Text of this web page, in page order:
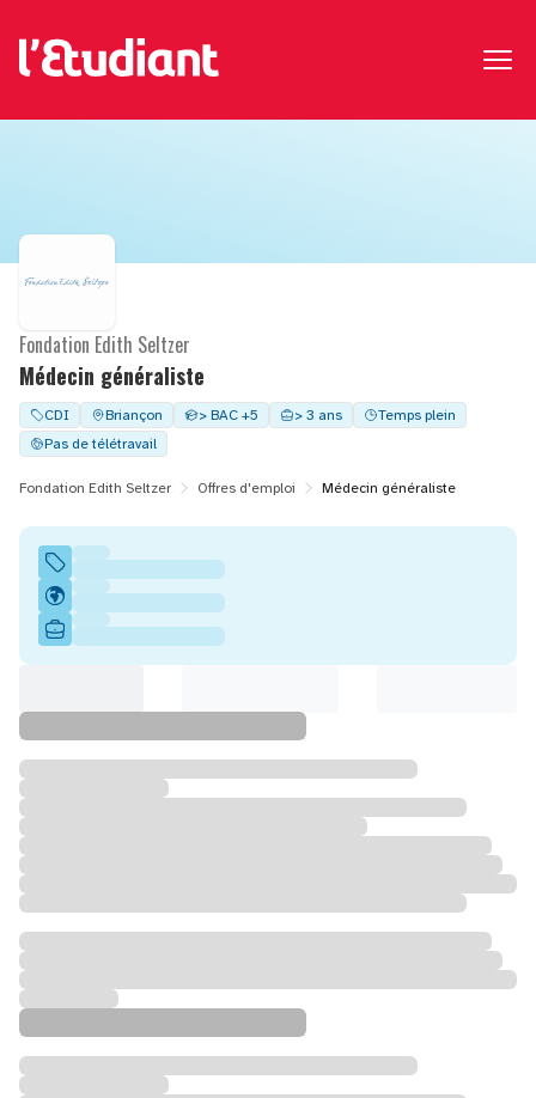
Médecin généraliste
Fondation Edith Seltzer
CDI Briançon > BAC +5 > 3 ans
Temps plein
Pas de télétravail
Fondation Edith Seltzer Offres d'emploi Médecin généraliste